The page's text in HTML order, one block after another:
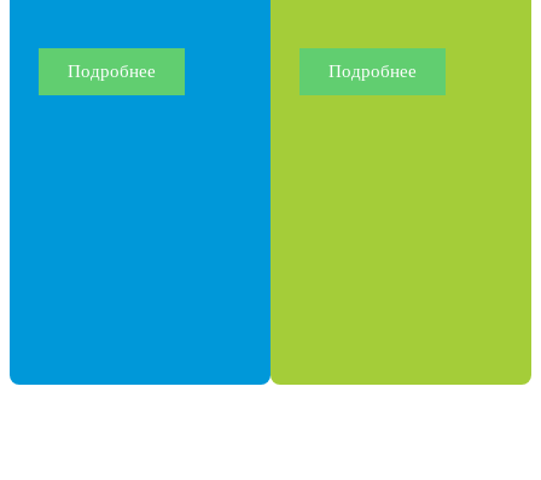
Подробнее Подробнее